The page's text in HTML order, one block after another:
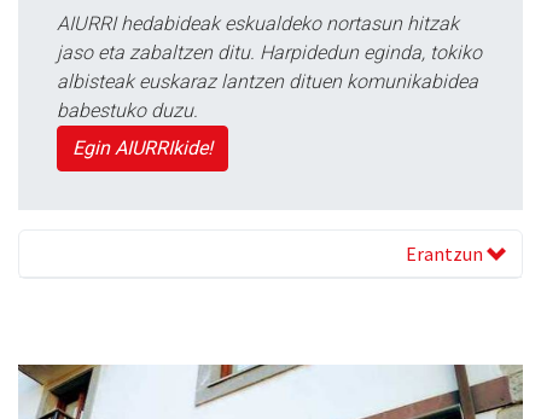
AIURRI hedabideak eskualdeko nortasun hitzak
jaso eta zabaltzen ditu. Harpidedun eginda, tokiko
albisteak euskaraz lantzen dituen komunikabidea
babestuko duzu.
Egin AIURRIkide!
Erantzun